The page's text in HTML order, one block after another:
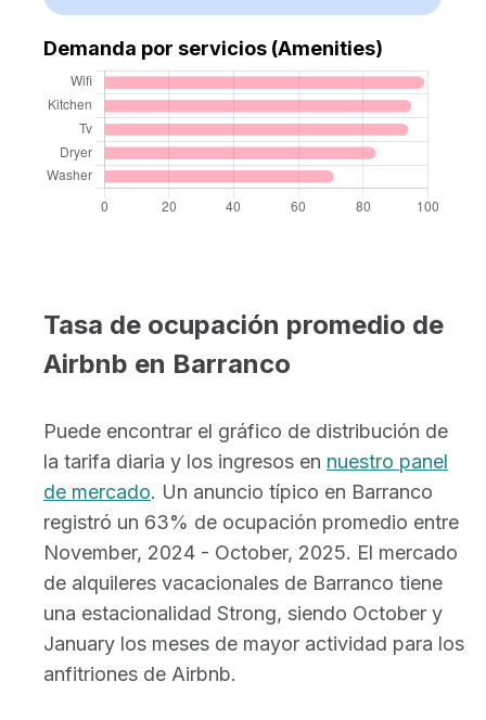
Demanda por servicios (Amenities)
Tasa de ocupación promedio de
Airbnb en Barranco
Puede encontrar el gráfico de distribución de
la tarifa diaria y los ingresos en nuestro panel
de mercado. Un anuncio típico en Barranco
registró un 63% de ocupación promedio entre
November, 2024 - October, 2025. El mercado
de alquileres vacacionales de Barranco tiene
una estacionalidad Strong, siendo October y
January los meses de mayor actividad para los
anfitriones de Airbnb.